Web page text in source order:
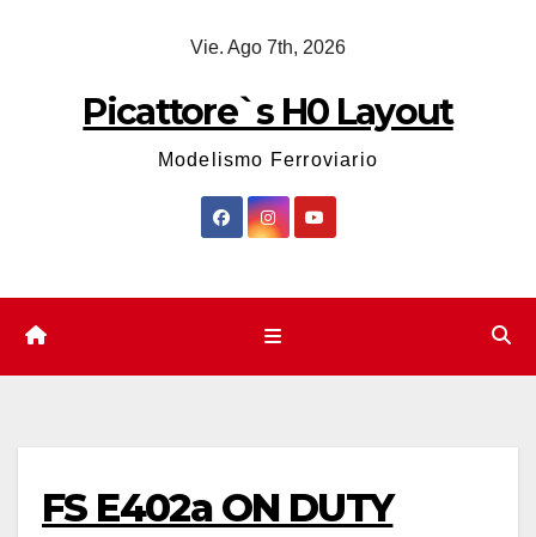
Vie. Ago 7th, 2026
Picattore`s H0 Layout
Modelismo Ferroviario
FS E402a ON DUTY